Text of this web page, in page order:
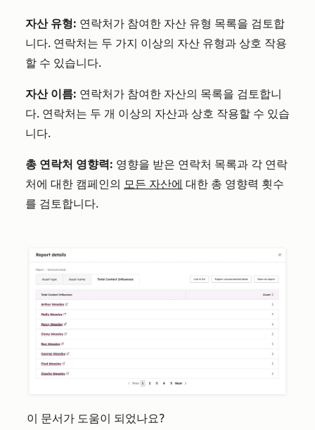
자산 유형: 연락처가 참여한 자산 유형 목록을 검토합
니다. 연락처는 두 가지 이상의 자산 유형과 상호 작용
할 수 있습니다.
자산 이름: 연락처가 참여한 자산의 목록을 검토합니
다. 연락처는 두 개 이상의 자산과 상호 작용할 수 있습
니다.
총 연락처 영향력: 영향을 받은 연락처 목록과 각 연락
처에 대한 캠페인의 모든 자산에 대한 총 영향력 횟수
를 검토합니다.
이 문서가 도움이 되었나요?